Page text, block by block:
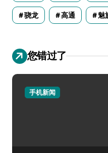
骁龙 高通 魅
您错过了
手机新闻